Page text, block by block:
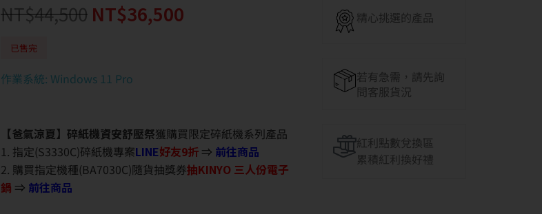
NT$44,500 NT$36,500
已售完
作業系統: Windows 11 Pro
【爸氣涼夏】碎紙機資安舒壓祭獲購買限定碎紙機系列產品
1. 指定(S3330C)碎紙機專案LINE好友9折 ⇒ 前往商品
2. 購買指定機種(BA7030C)隨貨抽獎券抽KINYO 三人份電子
鍋 ⇒ 前往商品
精心挑選的產品
若有急需，請先詢
問客服貨況
紅利點數兌換區
累積紅利換好禮